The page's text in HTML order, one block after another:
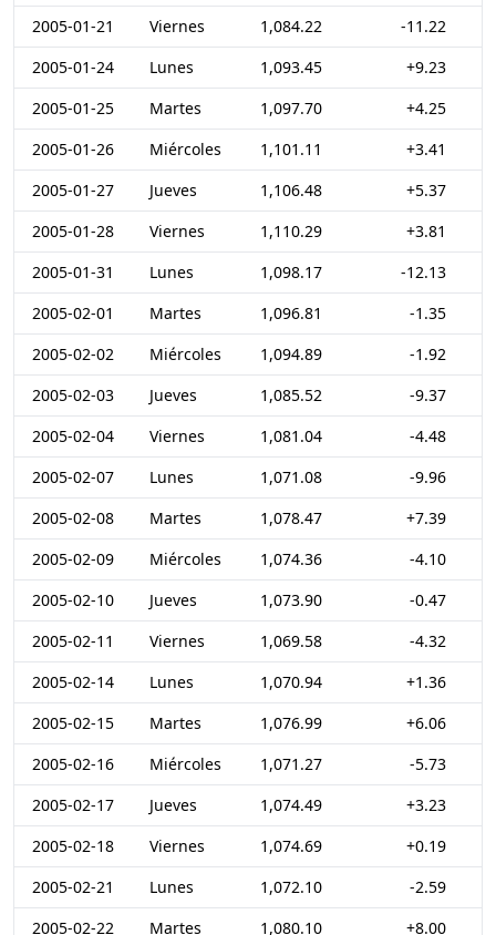
2005-01-21
Viernes 1,084.22
-11.22
2005-01-24
Lunes 1,093.45
+9.23
2005-01-25
Martes 1,097.70
+4.25
2005-01-26
Miércoles 1,101.11
+3.41
2005-01-27
Jueves 1,106.48
+5.37
2005-01-28
Viernes 1,110.29
+3.81
2005-01-31
Lunes 1,098.17
-12.13
2005-02-01
Martes 1,096.81
-1.35
2005-02-02
Miércoles 1,094.89
-1.92
2005-02-03
Jueves 1,085.52
-9.37
2005-02-04
Viernes 1,081.04
-4.48
2005-02-07
Lunes 1,071.08
-9.96
2005-02-08
Martes 1,078.47
+7.39
2005-02-09
Miércoles 1,074.36
-4.10
2005-02-10
Jueves 1,073.90
-0.47
2005-02-11
Viernes 1,069.58
-4.32
2005-02-14
Lunes 1,070.94
+1.36
2005-02-15
Martes 1,076.99
+6.06
2005-02-16
Miércoles 1,071.27
-5.73
2005-02-17
Jueves 1,074.49
+3.23
2005-02-18
Viernes 1,074.69
+0.19
2005-02-21
Lunes 1,072.10
-2.59
2005-02-22
Martes 1,080.10 +8.00